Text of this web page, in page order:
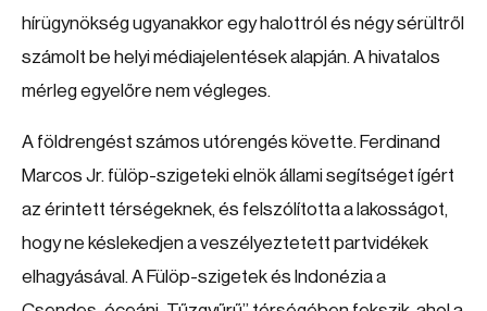
hírügynökség ugyanakkor egy halottról és négy sérültről
számolt be helyi médiajelentések alapján. A hivatalos
mérleg egyelőre nem végleges.
A földrengést számos utórengés követte. Ferdinand
Marcos Jr. fülöp-szigeteki elnök állami segítséget ígért
az érintett térségeknek, és felszólította a lakosságot,
hogy ne késlekedjen a veszélyeztetett partvidékek
elhagyásával. A Fülöp-szigetek és Indonézia a